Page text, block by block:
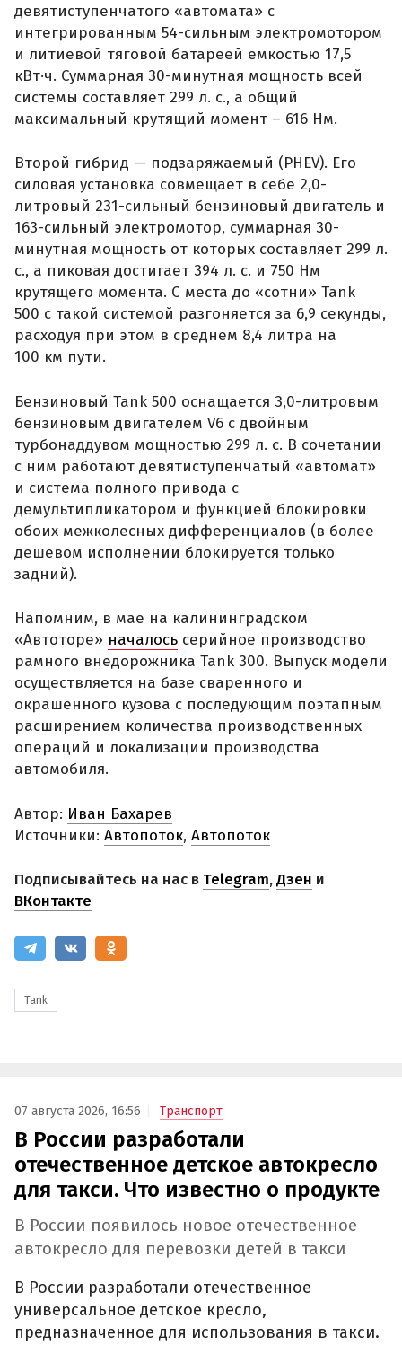
девятиступенчатого «автомата» с
интегрированным 54-сильным электромотором
и литиевой тяговой батареей емкостью 17,5
кВт·ч. Суммарная 30-минутная мощность всей
системы составляет 299 л. с., а общий
максимальный крутящий момент – 616 Нм.
Второй гибрид — подзаряжаемый (PHEV). Его
силовая установка совмещает в себе 2,0-
литровый 231-сильный бензиновый двигатель и
163-сильный электромотор, суммарная 30-
минутная мощность от которых составляет 299 л.
с., а пиковая достигает 394 л. с. и 750 Нм
крутящего момента. С места до «сотни» Tank
500 с такой системой разгоняется за 6,9 секунды,
расходуя при этом в среднем 8,4 литра на
100 км пути.
Бензиновый Tank 500 оснащается 3,0-литровым
бензиновым двигателем V6 с двойным
турбонаддувом мощностью 299 л. с. В сочетании
с ним работают девятиступенчатый «автомат»
и система полного привода с
демультипликатором и функцией блокировки
обоих межколесных дифференциалов (в более
дешевом исполнении блокируется только
задний).
Напомним, в мае на калининградском
«Автоторе» началось серийное производство
рамного внедорожника Tank 300. Выпуск модели
осуществляется на базе сваренного и
окрашенного кузова с последующим поэтапным
расширением количества производственных
операций и локализации производства
автомобиля.
Автор: Иван Бахарев
Источники: Автопоток, Автопоток
Подписывайтесь на нас в Telegram,Дзен и
ВКонтакте
Tank
07 августа 2026, 16:56 Транспорт
В России разработали
отечественное детское автокресло
для такси. Что известно о продукте
В России появилось новое отечественное
автокресло для перевозки детей в такси
В России разработали отечественное
универсальное детское кресло,
предназначенное для использования в такси.